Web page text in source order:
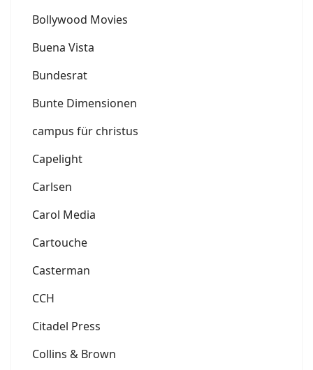
Bollywood Movies
Buena Vista
Bundesrat
Bunte Dimensionen
campus für christus
Capelight
Carlsen
Carol Media
Cartouche
Casterman
CCH
Citadel Press
Collins & Brown